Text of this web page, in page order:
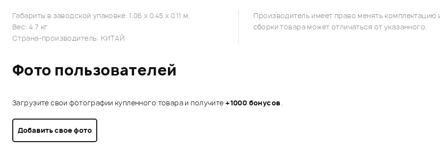
Габариты в заводской упаковке: 1.06 x 0.45 x 0.11 м.
Вес: 4.7 кг
Страна-производитель: КИТАЙ
Производитель имеет право менять
сборки товара может отличаться от указанного.
Фото пользователей
Загрузите свои фотографии купленного товара и получите+1000 бонусов.
Добавить свое фото